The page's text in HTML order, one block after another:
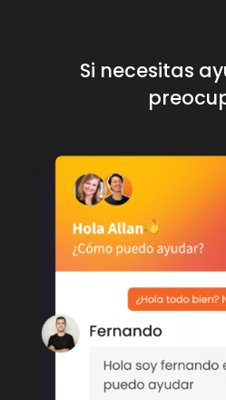
Si necesitas